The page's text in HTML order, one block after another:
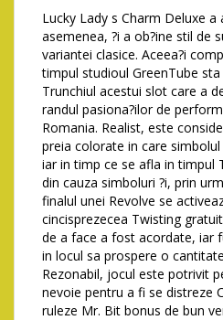
Lucky Lady s Charm Deluxe
asemenea, ?i a ob?ine stil de
variantei clasice. Aceea?i
timpul studioul GreenTube
Trunchiul acestui slot care a
randul pasiona?ilor de
Romania. Realist, este
preia colorate in care
iar in timp ce se afla in timpul
din cauza simboluri ?i, prin
finalul unei Revolve se
cincisprezecea Twisting
de a face a fost acordate, iar
in locul sa prospere o
Rezonabil, jocul este potrivit
nevoie pentru a fi se distreze
ruleze Mr. Bit bonus de bun